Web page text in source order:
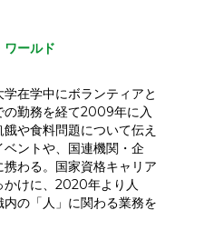
ワールド
在学中にボランティアと
の勤務を経て2009年に入
や食料問題について伝え
ントや、国連機関・企
わる。国家資格キャリア
かけに、2020年より人
の「人」に関わる業務を